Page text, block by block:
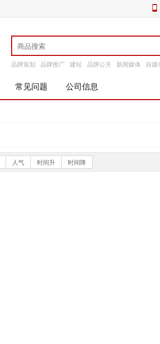
常见问题 公司信息
品牌策划 品牌推广 建站 品牌公关 新闻媒体 自媒
人气 时间升 时间降